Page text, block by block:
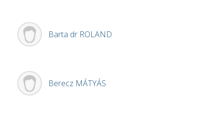
Barta dr ROLAND
Berecz MÁTYÁS